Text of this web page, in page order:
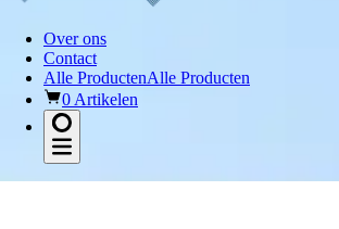
Over ons
Contact
Alle ProductenAlle Producten
0 Artikelen